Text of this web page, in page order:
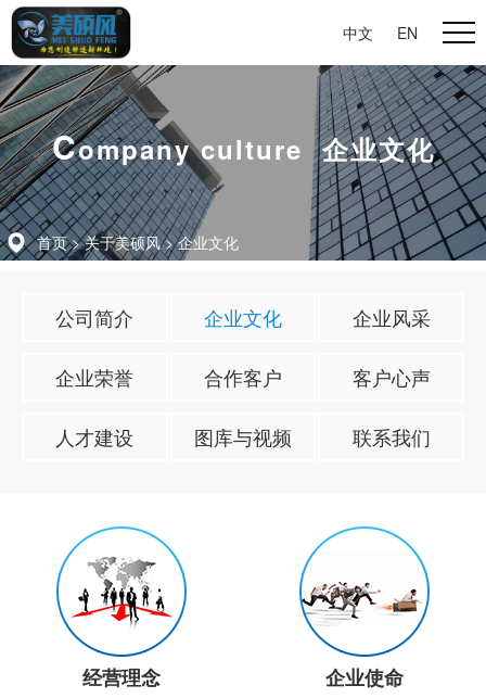
中文 EN
Company culture 企业文化
首页>关于美硕风>企业文化
公司简介 企业文化 企业风采
企业荣誉 合作客户 客户心声
人才建设 图库与视频 联系我们
经营理念 企业使命